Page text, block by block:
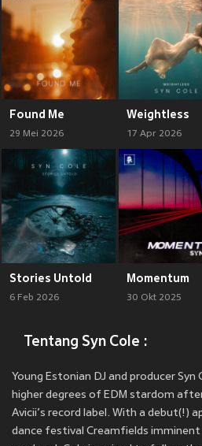
Found Me
29 Mei 2026
Weightless
17 Apr 2026
Stories Untold
6 Feb 2026
Momentum
30 Okt 2025
Tentang Syn Cole :
Young Estonian DJ and producer
higher degrees of EDM stardom
Avicii’s record label. With a debut(!)
dance festival Creamfields imminent